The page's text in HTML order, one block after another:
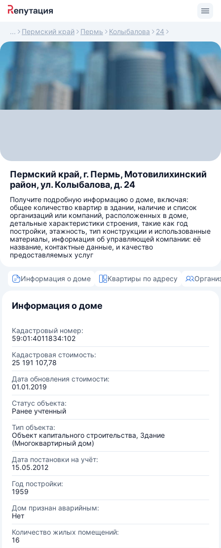
Пермский край Пермь Колыбалова 24
Пермский край, г. Пермь, Мотовилихинский
район, ул. Колыбалова, д. 24
Получите подробную информацию о доме, включая:
общее количество квартир в здании, наличие и список
организаций или компаний, расположенных в доме,
детальные характеристики строения, такие как год
постройки, этажность, тип конструкции и использованные
материалы, информация об управляющей компании: её
название, контактные данные, и качество
предоставляемых услуг
Информация о доме Квартиры по адресу
Информация о доме
Кадастровый номер:
59:01:4011834:102
Кадастровая стоимость:
25 191 107,78
Дата обновления стоимости:
01.01.2019
Статус объекта:
Ранее учтенный
Тип объекта:
Объект капитального строительства, Здание
(Многоквартирный дом)
Дата постановки на учёт:
15.05.2012
Год постройки:
1959
Дом признан аварийным:
Нет
Количество жилых помещений:
16